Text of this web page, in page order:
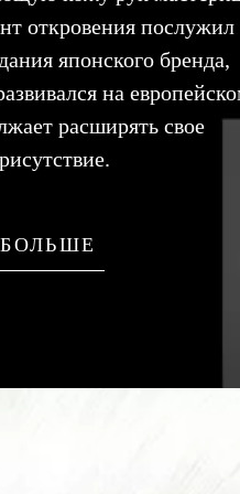
откровения послужил
японского бренда,
на
расширять свое